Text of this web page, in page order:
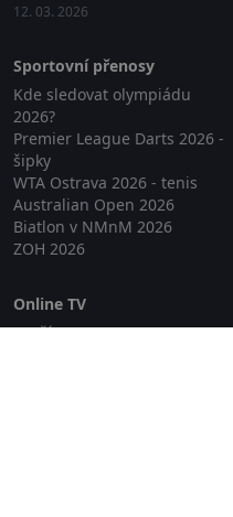
12. 03. 2026
Sportovní přenosy
Kde sledovat olympiádu
2026?
Premier League Darts 2026 -
šipky
WTA Ostrava 2026 - tenis
Australian Open 2026
Biatlon v NMnM 2026
ZOH 2026
Online TV
Lepší.TV